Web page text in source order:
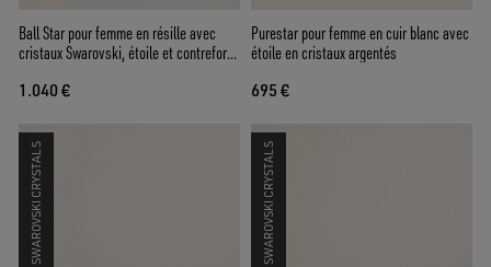
Ball Star pour femme en résille avec
cristaux Swarovski, étoile et contrefort
1.040 €
Purestar pour femme en cuir blanc avec
étoile en cristaux argentés
695 €
SWAROVSKI CRYSTALS SWAROVSKI CRYSTALS